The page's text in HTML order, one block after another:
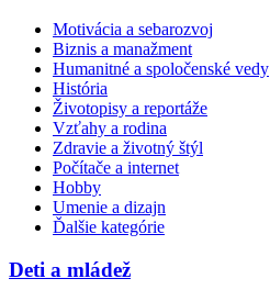
Motivácia a sebarozvoj
Biznis a manažment
Humanitné a spoločenské vedy
História
Životopisy a reportáže
Vzťahy a rodina
Zdravie a životný štýl
Počítače a internet
Hobby
Umenie a dizajn
Ďalšie kategórie
Deti a mládež